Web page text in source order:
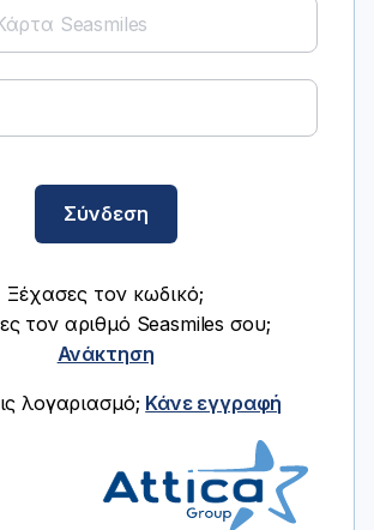
Σύνδεση
Ξέχασες τον κωδικό;
τον αριθμό Seasmiles σου;
Ανάκτηση
λογαριασμό; Κάνε εγγραφή